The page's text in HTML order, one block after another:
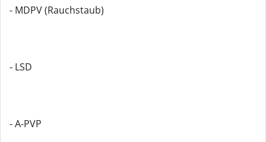
- MDPV (Rauchstaub)
- LSD
- A-PVP